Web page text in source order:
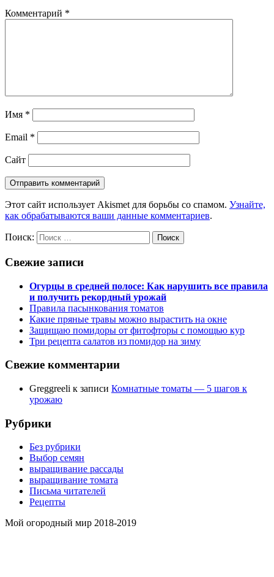
Комментарий *
Имя *
Email *
Сайт
Этот сайт использует Akismet для борьбы со спамом. Узнайте,
как обрабатываются ваши данные комментариев.
Поиск: Поиск
Свежие записи
Огурцы в средней полосе: Как нарушить все правила
и получить рекордный урожай
Правила пасынкования томатов
Какие пряные травы можно вырастить на окне
Защищаю помидоры от фитофторы с помощью кур
Три рецепта салатов из помидор на зиму
Свежие комментарии
Greggreeli к записи Комнатные томаты — 5 шагов к
урожаю
Рубрики
Без рубрики
Выбор семян
выращивание рассады
выращивание томата
Письма читателей
Рецепты
Мой огородный мир 2018-2019